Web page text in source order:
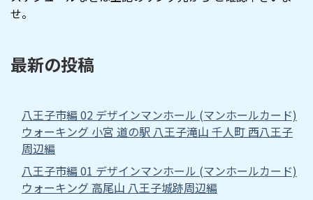
せ。
最新の投稿
八王子市編 02 デザインマンホール (マンホールカード)
ウォーキング 小宮 道の駅 八王子滝山 千人町 西八王子
周辺編
八王子市編 01 デザインマンホール (マンホールカード)
ウォーキング 高尾山 八王子城跡周辺編